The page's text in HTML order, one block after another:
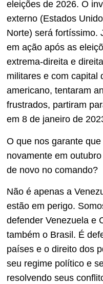
eleições de 2026. O
externo (Estados
Norte) será fortíssimo.
em ação após as
extrema-direita e
militares e com capital
americano, tentaram
frustrados, partiram
em 8 de janeiro de
O que nos garante
novamente em
de novo no comando?
Não é apenas a
estão em perigo.
defender Venezuela e
também o Brasil. É
países e o direito dos
seu regime político e
resolvendo seus